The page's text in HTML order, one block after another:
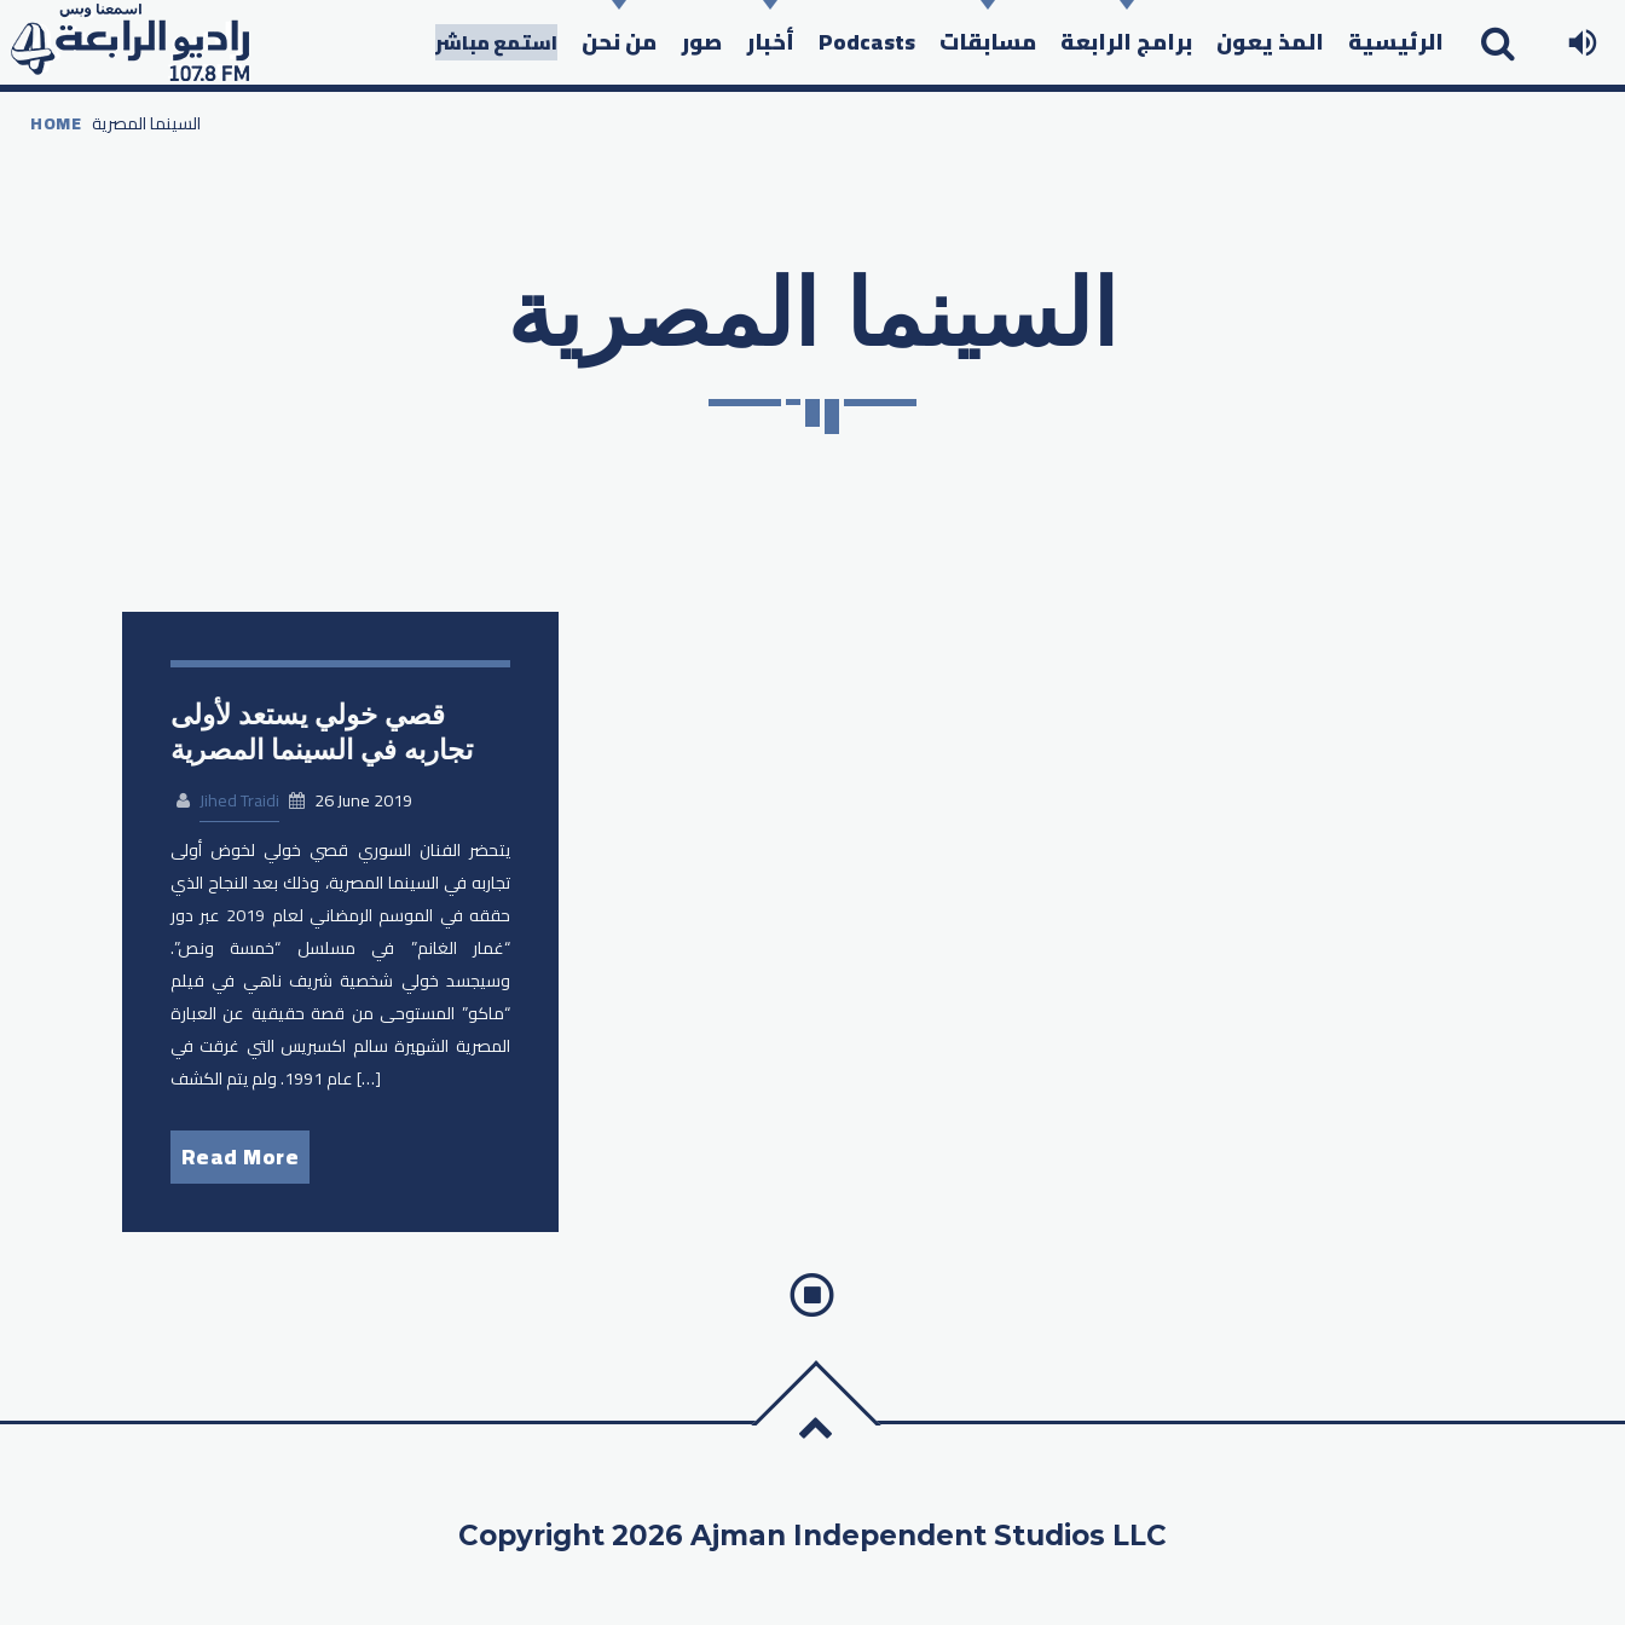
الرئيسية المذ يعون برامج الرابعة مسابقات Podcasts أخبار صور من نحن استمع مباشر
Search in the website:
HOME السينما المصرية
السينما المصرية
قصي خولي يستعد لأولى
تجاربه في السينما المصرية
Jihed Traidi
26 June 2019
يتحضر الفنان السوري قصي خولي لخوض أولى
تجاربه في السينما المصرية، وذلك بعد النجاح الذي
حققه في الموسم الرمضاني لعام 2019 عبر دور
“غمار الغانم” في مسلسل “خمسة ونص”.
وسيجسد خولي شخصية شريف ناهي في فيلم
“ماكو” المستوحى من قصة حقيقية عن العبارة
المصرية الشهيرة سالم اكسبريس التي غرقت في
عام 1991. ولم يتم الكشف […]
Read More
Copyright 2026 Ajman Independent Studios LLC